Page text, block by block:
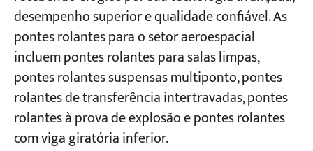
desempenho superior e qualidade confiável. As
pontes rolantes para o setor aeroespacial
incluem pontes rolantes para salas limpas,
pontes rolantes suspensas multiponto, pontes
rolantes de transferência intertravadas, pontes
rolantes à prova de explosão e pontes rolantes
com viga giratória inferior.